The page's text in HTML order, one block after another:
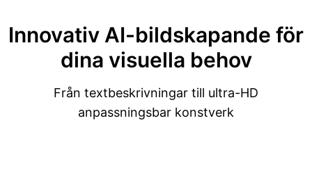
Innovativ AI-bildskapande för
dina visuella behov
Från textbeskrivningar till ultra-HD
anpassningsbar konstverk